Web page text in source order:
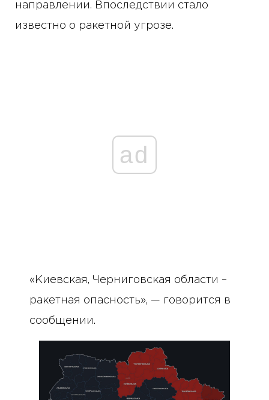
направлении. Впоследствии стало
известно о ракетной угрозе.
ad
«Киевская, Черниговская области –
ракетная опасность», — говорится в
сообщении.